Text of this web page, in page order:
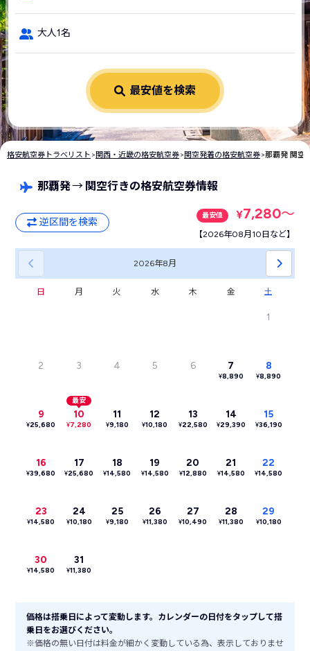
大人1名
最安値を検索
格安航空券トラベリスト > 関西・近畿の格安航空券> 関空発着の格安航空券>那覇発 関空
那覇発→ 関空行きの格安航空券情報
逆区間を検索
最安値 ¥7,280〜
【2026年08月10日など】
2026年8月
日 月 火 水 木 金 土
1
2 3 4 5 6 7
¥8,890
8
¥8,890
9
¥25,680
最安
10
¥7,280
11
¥9,180
12
¥10,180
13
¥22,580
14
¥29,390
15
¥36,190
16
¥39,680
17
¥25,680
18
¥14,580
19
¥14,580
20
¥12,880
21
¥14,580
22
¥14,580
23
¥14,580
24
¥10,180
25
¥9,180
26
¥11,380
27
¥10,490
28
¥11,380
29
¥10,180
30
¥14,580
31
¥11,380
価格は搭乗日によって変動します。カレンダーの日付をタップして搭
乗日をお選びください。
※価格の無い日付は料金が細かく変動している為、表示しておりませ